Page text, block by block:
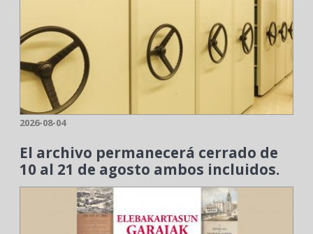
2026-08-04
El archivo permanecerá cerrado de
10 al 21 de agosto ambos incluidos.